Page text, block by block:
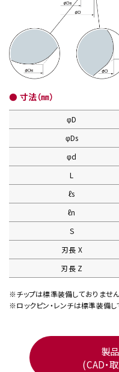
● 寸法（㎜）
φD
φDs
φd
L
ℓs
ℓn
S
刃長 X
刃長 Z
※チップは標準装備しておりませ
※ロックピン・レンチは標準装備し
製
(CAD・